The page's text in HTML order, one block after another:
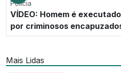
Polícia
VÍDEO: Homem é
por criminosos
Mais Lidas